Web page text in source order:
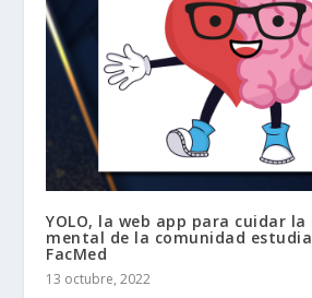
YOLO, la web app para cuidar la
mental de la comunidad
FacMed
13 octubre, 2022